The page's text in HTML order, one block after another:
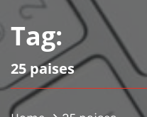
Tag:
25 paises